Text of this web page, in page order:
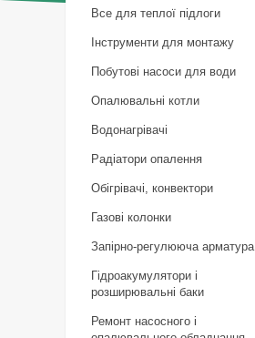
Все для теплої підлоги
Інструменти для монтажу
Побутові насоси для води
Опалювальні котли
Водонагрівачі
Радіатори опалення
Обігрівачі, конвектори
Газові колонки
Запірно-регулююча арматура
Гідроакумулятори і
розширювальні баки
Ремонт насосного і